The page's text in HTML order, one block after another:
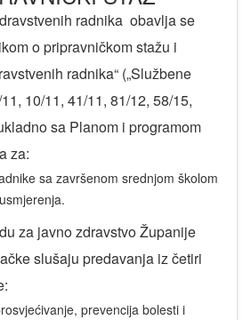
radnika obavlja se
o pripravničkom stažu i
radnika“ („Službene
10/11, 41/11, 81/12, 58/15,
sa Planom i programom
za:
sa završenom srednjom školom
za javno zdravstvo Županije
slušaju predavanja iz četiri
prevencija bolesti i